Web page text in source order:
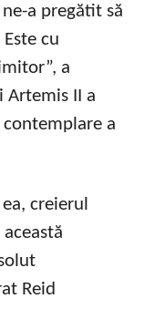
a pregătit să
cu
a
II a
a
creierul
Reid